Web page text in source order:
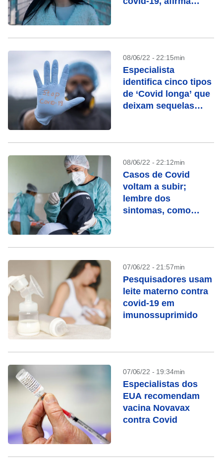
08/06/22 - 22:15min
Especialista
identifica cinco tipos
de ‘Covid longa’ que
deixam sequelas
08/06/22 - 22:12min
Casos de Covid
voltam a subir;
lembre dos
sintomas, como
07/06/22 - 21:57min
Pesquisadores usam
leite materno contra
covid-19 em
imunossuprimido
07/06/22 - 19:34min
Especialistas dos
EUA recomendam
vacina Novavax
contra Covid